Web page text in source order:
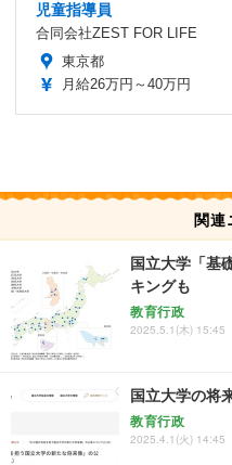
児童指導員
合同会社ZEST FOR LIFE
東京都
月給26万円～40万円
関連
国立大学「基
キングも
教育行政
2025.5.1(木) 15:45
国立大学の将
教育行政
2025.4.1(火) 14:45